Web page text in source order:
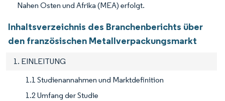
Nahen Osten und Afrika (MEA) erfolgt.
Inhaltsverzeichnis des Branchenberichts über
den französischen Metallverpackungsmarkt
1. EINLEITUNG
1.1 Studienannahmen und Marktdefinition
1.2 Umfang der Studie